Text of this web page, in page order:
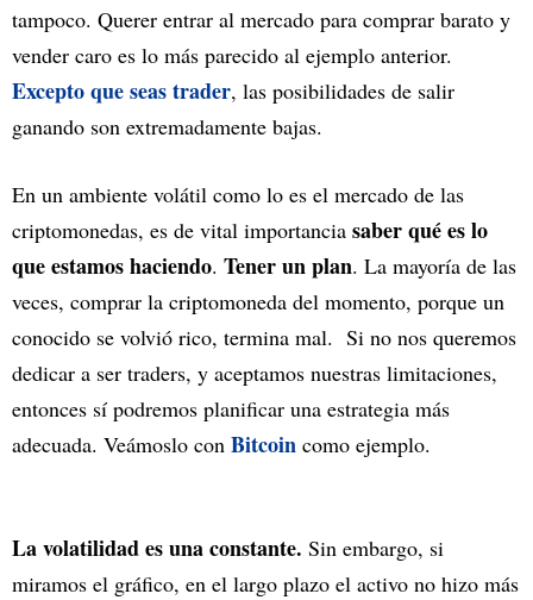
tampoco. Querer entrar al mercado para comprar barato y
vender caro es lo más parecido al ejemplo anterior.
Excepto que seas trader, las posibilidades de salir
ganando son extremadamente bajas.
En un ambiente volátil como lo es el mercado de las
criptomonedas, es de vital importancia saber qué es lo
que estamos haciendo. Tener un plan. La mayoría de las
veces, comprar la criptomoneda del momento, porque un
conocido se volvió rico, termina mal. Si no nos queremos
dedicar a ser traders, y aceptamos nuestras limitaciones,
entonces sí podremos planificar una estrategia más
adecuada. Veámoslo con Bitcoin como ejemplo.
La volatilidad es una constante. Sin embargo, si
miramos el gráfico, en el largo plazo el activo no hizo más